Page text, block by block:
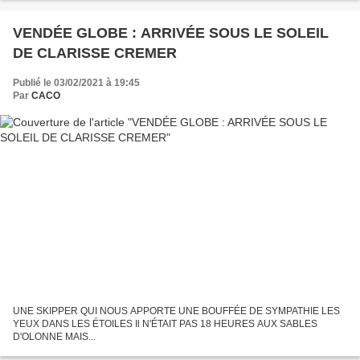
MOYENS DE LES TENIR L’AFFAIRE...
VENDÉE GLOBE : ARRIVÉE SOUS LE SOLEIL
DE CLARISSE CREMER
Publié le 03/02/2021 à 19:45
Par CACO
UNE SKIPPER QUI NOUS APPORTE UNE BOUFFÉE DE SYMPATHIE LES
YEUX DANS LES ÉTOILES Il N'ÉTAIT PAS 18 HEURES AUX SABLES
D'OLONNE MAIS...